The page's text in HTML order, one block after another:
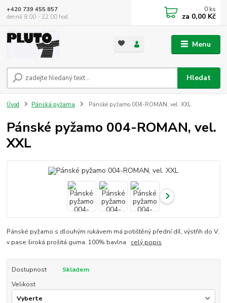
Menu
Hledat
+420 739 455 857
denně 8.00 - 22.00 hod.
0 ks
za 0,00 Kč
Úvod Pánská pyžama Pánské pyžamo 004-ROMAN, vel. XXL
Pánské pyžamo 004-ROMAN, vel.
XXL
Pánské pyžamo s dlouhým rukávem má potištěný přední díl, výstřih do V,
v pase široká prošitá guma. 100% bavlna celý popis
Dostupnost
Skladem
Velikost